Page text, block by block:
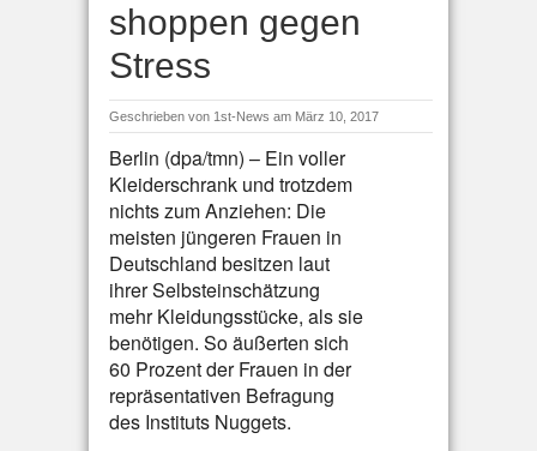
shoppen gegen
Stress
Geschrieben von 1st-News am März 10, 2017
Berlin (dpa/tmn) – Ein voller
Kleiderschrank und trotzdem
nichts zum Anziehen: Die
meisten jüngeren Frauen in
Deutschland besitzen laut
ihrer Selbsteinschätzung
mehr Kleidungsstücke, als sie
benötigen. So äußerten sich
60 Prozent der Frauen in der
repräsentativen Befragung
des Instituts Nuggets.